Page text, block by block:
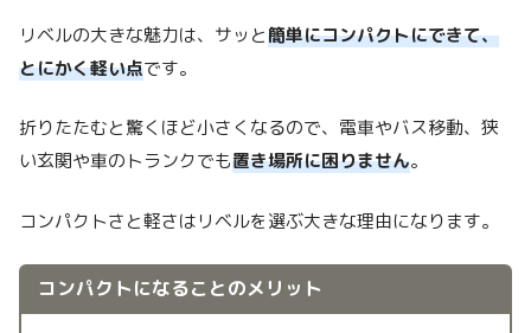
リベルの大きな魅力は、サッと簡単にコンパクトにできて、
とにかく軽い点です。
折りたたむと驚くほど小さくなるので、電車やバス移動、狭
い玄関や車のトランクでも置き場所に困りません。
コンパクトさと軽さはリベルを選ぶ大きな理由になります。
コンパクトになることのメリット